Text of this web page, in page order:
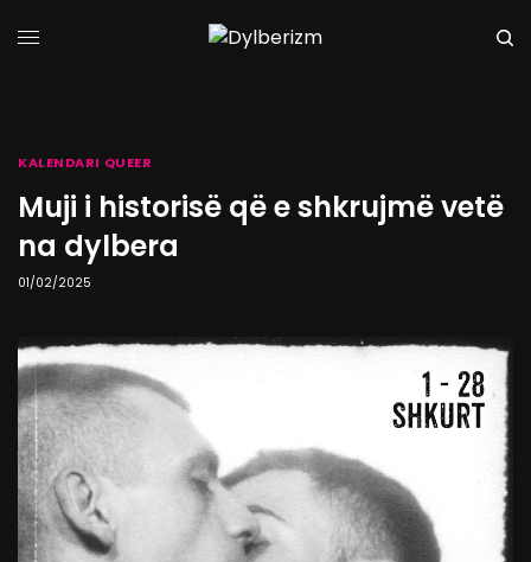
KALENDARI QUEER
Muji i historisë që e shkrujmë vetë
na dylbera
01/02/2025